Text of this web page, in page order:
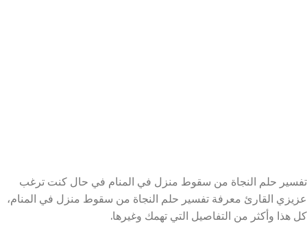
تفسير حلم النجاة من سقوط منزل في المنام في حال كنت ترغب
عزيزي القارئ معرفة تفسير حلم النجاة من سقوط منزل في المنام،
كل هذا وأكثر من التفاصيل التي تهمك وغيرها.